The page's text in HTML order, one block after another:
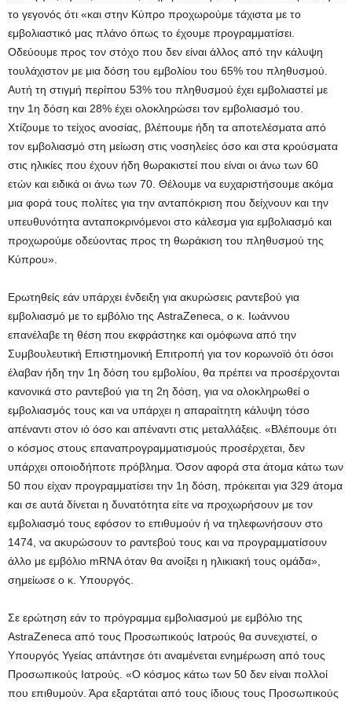
το γεγονός ότι «και στην Κύπρο προχωρούμε τάχιστα με το
εμβολιαστικό μας πλάνο όπως το έχουμε προγραμματίσει.
Οδεύουμε προς τον στόχο που δεν είναι άλλος από την κάλυψη
τουλάχιστον με μια δόση του εμβολίου του 65% του πληθυσμού.
Αυτή τη στιγμή περίπου 53% του πληθυσμού έχει εμβολιαστεί με
την 1η δόση και 28% έχει ολοκληρώσει τον εμβολιασμό του.
Χτίζουμε το τείχος ανοσίας, βλέπουμε ήδη τα αποτελέσματα από
τον εμβολιασμό στη μείωση στις νοσηλείες όσο και στα κρούσματα
στις ηλικίες που έχουν ήδη θωρακιστεί που είναι οι άνω των 60
ετών και ειδικά οι άνω των 70. Θέλουμε να ευχαριστήσουμε ακόμα
μια φορά τους πολίτες για την ανταπόκριση που δείχνουν και την
υπευθυνότητα ανταποκρινόμενοι στο κάλεσμα για εμβολιασμό και
προχωρούμε οδεύοντας προς τη θωράκιση του πληθυσμού της
Κύπρου».
Ερωτηθείς εάν υπάρχει ένδειξη για ακυρώσεις ραντεβού για
εμβολιασμό με το εμβόλιο της AstraZeneca, ο κ. Ιωάννου
επανέλαβε τη θέση που εκφράστηκε και ομόφωνα από την
Συμβουλευτική Επιστημονική Επιτροπή για τον κορωνοϊό ότι όσοι
έλαβαν ήδη την 1η δόση του εμβολίου, θα πρέπει να προσέρχονται
κανονικά στο ραντεβού για τη 2η δόση, για να ολοκληρωθεί ο
εμβολιασμός τους και να υπάρχει η απαραίτητη κάλυψη τόσο
απέναντι στον ιό όσο και απέναντι στις μεταλλάξεις. «Βλέπουμε ότι
ο κόσμος στους επαναπρογραμματισμούς προσέρχεται, δεν
υπάρχει οποιοδήποτε πρόβλημα. Όσον αφορά στα άτομα κάτω των
50 που είχαν προγραμματίσει την 1η δόση, πρόκειται για 329 άτομα
και σε αυτά δίνεται η δυνατότητα είτε να προχωρήσουν με τον
εμβολιασμό τους εφόσον το επιθυμούν ή να τηλεφωνήσουν στο
1474, να ακυρώσουν το ραντεβού τους και να προγραμματίσουν
άλλο με εμβόλιο mRNA όταν θα ανοίξει η ηλικιακή τους ομάδα»,
σημείωσε ο κ. Υπουργός.
Σε ερώτηση εάν το πρόγραμμα εμβολιασμού με εμβόλιο της
AstraZeneca από τους Προσωπικούς Ιατρούς θα συνεχιστεί, ο
Υπουργός Υγείας απάντησε ότι αναμένεται ενημέρωση από τους
Προσωπικούς Ιατρούς. «Ο κόσμος κάτω των 50 δεν είναι πολλοί
που επιθυμούν. Άρα εξαρτάται από τους ίδιους τους Προσωπικούς